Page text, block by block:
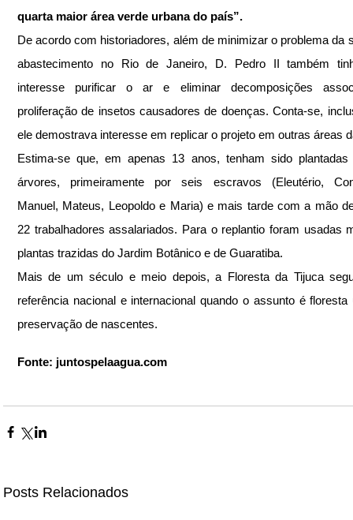
quarta maior área verde urbana do país”.
De acordo com historiadores, além de minimizar o problema da
abastecimento no Rio de Janeiro, D. Pedro II também
interesse purificar o ar e eliminar decomposições
proliferação de insetos causadores de doenças. Conta-se,
ele demostrava interesse em replicar o projeto em outras áreas
Estima-se que, em apenas 13 anos, tenham sido
árvores, primeiramente por seis escravos (Eleutério,
Manuel, Mateus, Leopoldo e Maria) e mais tarde com a mão
22 trabalhadores assalariados. Para o replantio foram usadas
plantas trazidas do Jardim Botânico e de Guaratiba.
Mais de um século e meio depois, a Floresta da Tijuca
referência nacional e internacional quando o assunto é floresta
preservação de nascentes.
Fonte: juntospelaagua.com
Posts Relacionados